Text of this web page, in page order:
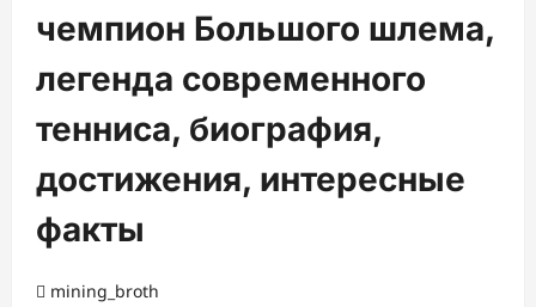
чемпион Большого шлема,
легенда современного
тенниса, биография,
достижения, интересные
факты
mining_broth